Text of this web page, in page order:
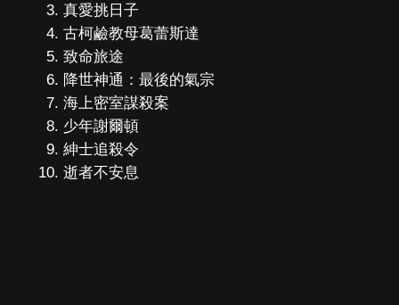
真愛挑日子
古柯鹼教母葛蕾斯達
致命旅途
降世神通：最後的氣宗
海上密室謀殺案
少年謝爾頓
紳士追殺令
逝者不安息